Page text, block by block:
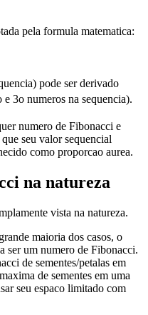
pela formula matematica:
pode ser derivado
e 3o numeros na sequencia).
numero de Fibonacci e
seu valor sequencial
como proporcao aurea.
na natureza
vista na natureza.
maioria dos casos, o
ser um numero de Fibonacci.
de sementes/petalas em
de sementes em uma
seu espaco limitado com